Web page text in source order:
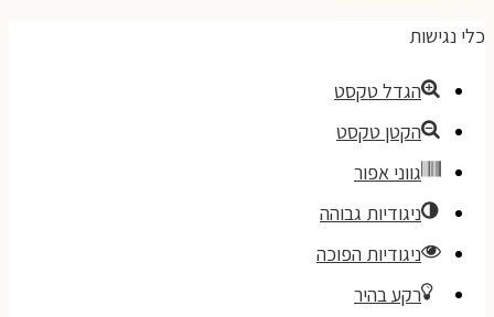
כלי נגישות
הגדל טקסט
הקטן טקסט
גווני אפור
ניגודיות גבוהה
ניגודיות הפוכה
רקע בהיר